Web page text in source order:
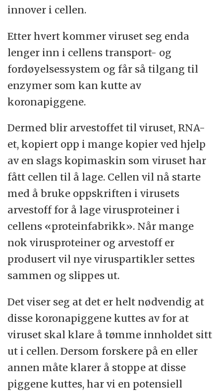
innover i cellen.
Etter hvert kommer viruset seg enda
lenger inn i cellens transport- og
fordøyelsessystem og får så tilgang til
enzymer som kan kutte av
koronapiggene.
Dermed blir arvestoffet til viruset, RNA-
et, kopiert opp i mange kopier ved hjelp
av en slags kopimaskin som viruset har
fått cellen til å lage. Cellen vil nå starte
med å bruke oppskriften i virusets
arvestoff for å lage virusproteiner i
cellens «proteinfabrikk». Når mange
nok virusproteiner og arvestoff er
produsert vil nye viruspartikler settes
sammen og slippes ut.
Det viser seg at det er helt nødvendig at
disse koronapiggene kuttes av for at
viruset skal klare å tømme innholdet sitt
ut i cellen. Dersom forskere på en eller
annen måte klarer å stoppe at disse
piggene kuttes, har vi en potensiell